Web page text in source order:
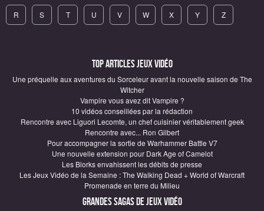
R S T U V W X Y Z
Top articles Jeux vidéo
Une préquelle aux aventures du Sorceleur avant la nouvelle saison de The
Witcher
Vampire vous avez dit Vampire ?
10 vidéos conseillées par la rédaction
Rencontre avec Liguori Lecomte, un chef cuisinier véritablement geek
Rencontre avec... Ron Gilbert
Pour accompagner la sortie de Warhammer Battle V7
Une nouvelle extension pour Dark Age of Camelot
Les Blorks envahissent les débits de presse
Les Jeux Vidéo de la Semaine : The Walking Dead + World of Warcraft
Promenade en terre du Milieu
Grandes sagas de Jeux vidéo